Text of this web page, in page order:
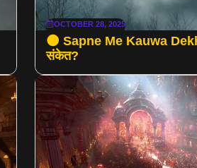
OCTOBER 28, 2025
🌑 Sapne Me Kauwa
संकेत?